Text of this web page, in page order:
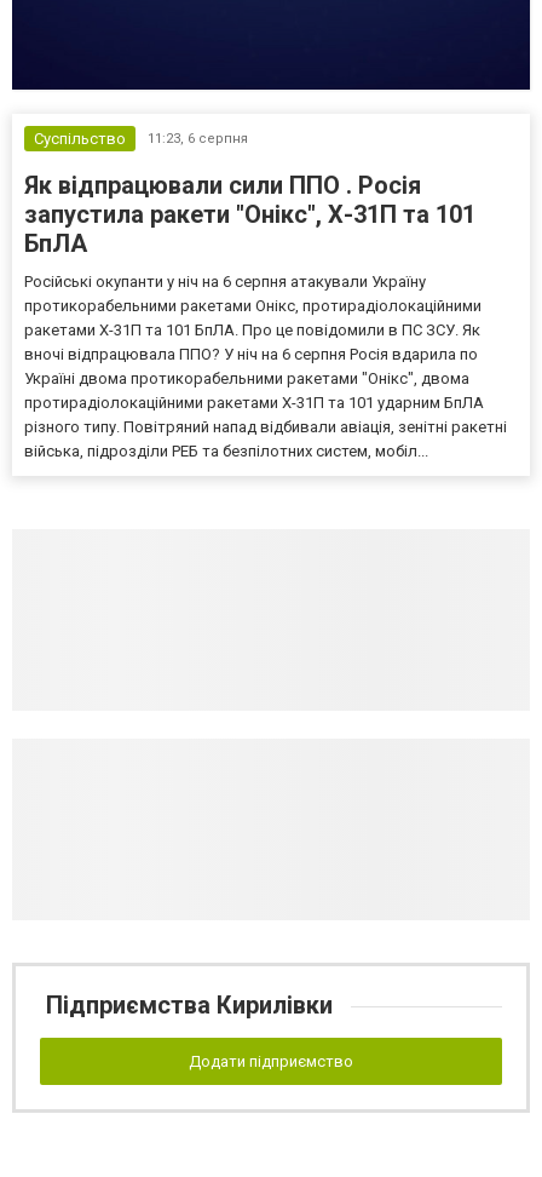
Суспільство 11:23, 6 серпня
Як відпрацювали сили ППО . Росія
запустила ракети "Онікс", Х-31П та 101
БпЛА
Російські окупанти у ніч на 6 серпня атакували Україну
протикорабельними ракетами Онікс, протирадіолокаційними
ракетами Х-31П та 101 БпЛА. Про це повідомили в ПС ЗСУ. Як
вночі відпрацювала ППО? У ніч на 6 серпня Росія вдарила по
Україні двома протикорабельними ракетами "Онікс", двома
протирадіолокаційними ракетами Х-31П та 101 ударним БпЛА
різного типу. Повітряний напад відбивали авіація, зенітні ракетні
війська, підрозділи РЕБ та безпілотних систем, мобіл...
Підприємства Кирилівки
Додати підприємство